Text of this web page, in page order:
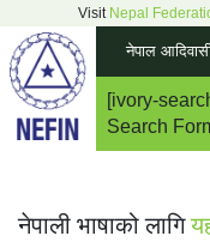
Visit Nepal
नेपाल
Main
[ivory-
Search
नेपाली भाषाको लागि